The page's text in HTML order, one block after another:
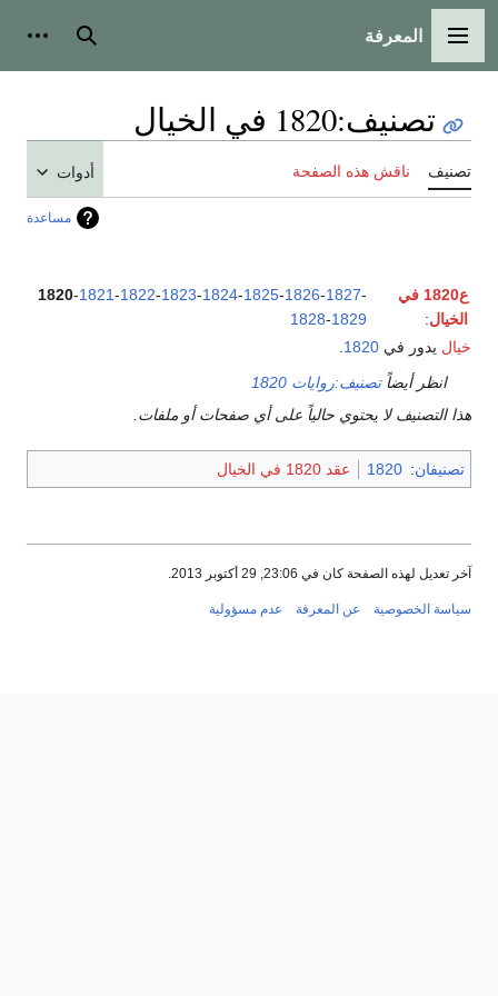
القائمة الرئيسية
المعرفة بحث
تصنيف:1820 في الخيال
تصنيف ناقش هذه الصفحة أدوات
مساعدة
ع1820 في
الخيال:
1820-1821-1822-1823-1824-1825-1826-1827-
1828-1829
خيال يدور في 1820
انظر أيضاًتصنيف:روايات 1820
هذا التصنيف لا يحتوي حالياً على أي صفحات أو ملفات.
تصنيفان:
1820 عقد 1820 في الخيال
آخر تعديل لهذه الصفحة كان في 23:06, 29 أكتوبر 2013.
سياسة الخصوصية عن المعرفة عدم مسؤولية